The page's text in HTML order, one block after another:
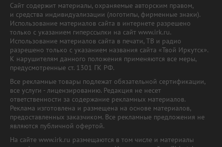
Сайт содержит материалы, охраняемые авторским правом,
и средства индивидуализации (логотипы, фирменные знаки).
Использование материалов сайта в интернете разрешено
только с указанием гиперссылки на сайт www.irk.ru.
Использование материалов сайта в печати, ТВ и радио
разрешено только с указанием названия сайта «Твой Иркутск».
К нарушителям данного положения применяются все меры,
предусмотренные ст. 1301 ГК РФ.
Все рекламные товары подлежат обязательной сертификации,
все услуги - лицензированию. Редакция не несет
ответственности за содержание рекламных материалов.
Реклама изготовлена и размещена на основе материалов,
предоставленных заказчиком. Все рекламные предложения не
являются публичной офертой.
На сайте www.irk.ru размещаются в том числе и материалы